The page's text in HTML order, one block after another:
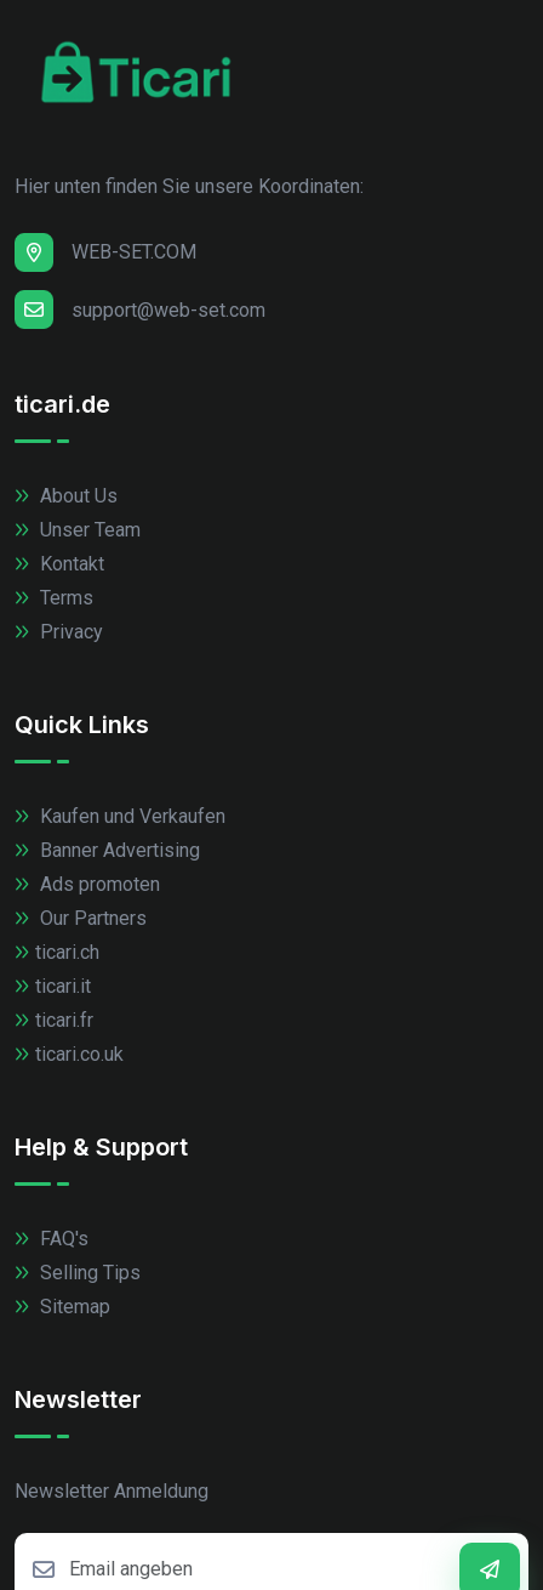
Hier unten finden Sie unsere Koordinaten:
WEB-SET.COM
support@web-set.com
ticari.de
About Us
Unser Team
Kontakt
Terms
Privacy
Quick Links
Kaufen und Verkaufen
Banner Advertising
Ads promoten
Our Partners
ticari.ch
ticari.it
ticari.fr
ticari.co.uk
Help & Support
FAQ's
Selling Tips
Sitemap
Newsletter
Newsletter Anmeldung